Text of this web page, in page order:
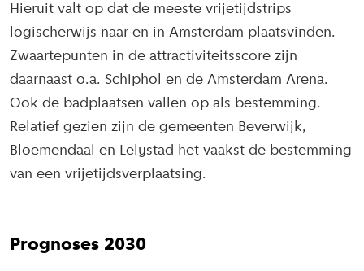
Hieruit valt op dat de meeste vrijetijdstrips
logischerwijs naar en in Amsterdam plaatsvinden.
Zwaartepunten in de attractiviteitsscore zijn
daarnaast o.a. Schiphol en de Amsterdam Arena.
Ook de badplaatsen vallen op als bestemming.
Relatief gezien zijn de gemeenten Beverwijk,
Bloemendaal en Lelystad het vaakst de bestemming
van een vrijetijdsverplaatsing.
Prognoses 2030